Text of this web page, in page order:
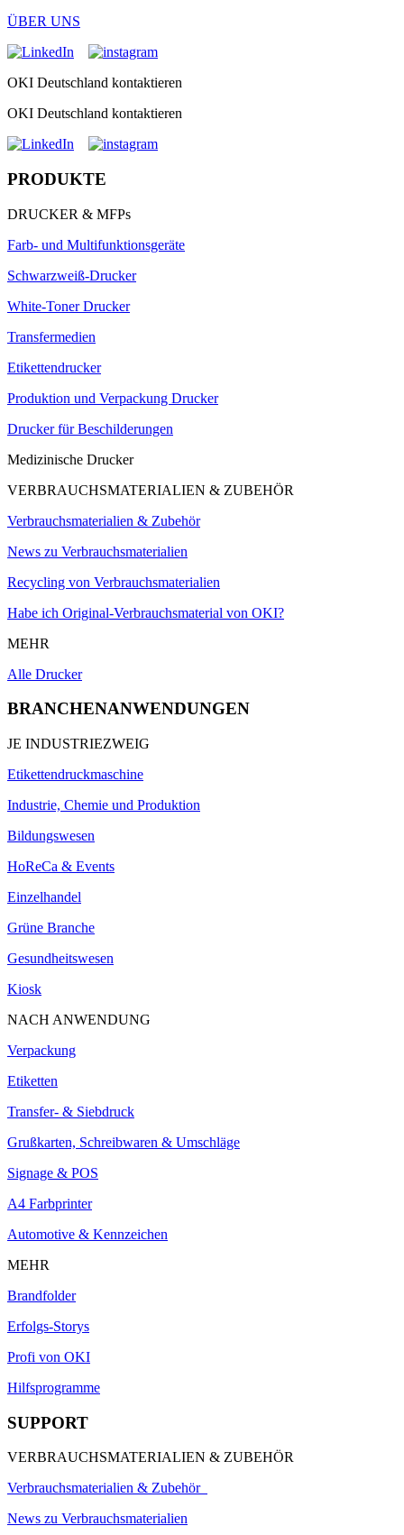
ÜBER UNS
OKI Deutschland kontaktieren
OKI Deutschland kontaktieren
PRODUKTE
DRUCKER & MFPs
Farb- und Multifunktionsgeräte
Schwarzweiß-Drucker
White-Toner Drucker
Transfermedien
Etikettendrucker
Produktion und Verpackung Drucker
Drucker für Beschilderungen
Medizinische Drucker
VERBRAUCHSMATERIALIEN & ZUBEHÖR
Verbrauchsmaterialien & Zubehör
News zu Verbrauchsmaterialien
Recycling von Verbrauchsmaterialien
Habe ich Original-Verbrauchsmaterial von OKI?
MEHR
Alle Drucker
BRANCHENANWENDUNGEN
JE INDUSTRIEZWEIG
Etikettendruckmaschine
Industrie, Chemie und Produktion
Bildungswesen
HoReCa & Events
Einzelhandel
Grüne Branche
Gesundheitswesen
Kiosk
NACH ANWENDUNG
Verpackung
Etiketten
Transfer- & Siebdruck
Grußkarten, Schreibwaren & Umschläge
Signage & POS
A4 Farbprinter
Automotive & Kennzeichen
MEHR
Brandfolder
Erfolgs-Storys
Profi von OKI
Hilfsprogramme
SUPPORT
VERBRAUCHSMATERIALIEN & ZUBEHÖR
Verbrauchsmaterialien & Zubehör
News zu Verbrauchsmaterialien